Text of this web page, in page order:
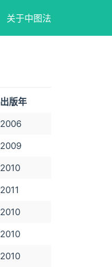
关于中图法
出版年
2006
2009
2010
2011
2010
2010
2010